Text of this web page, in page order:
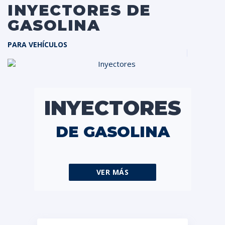
INYECTORES DE
GASOLINA
PARA VEHÍCULOS
INYECTORES
DE GASOLINA
VER MÁS